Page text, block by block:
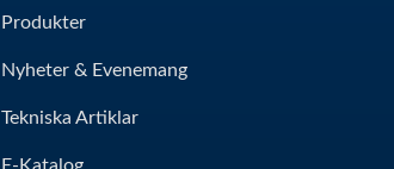
Produkter
Nyheter & Evenemang
Tekniska Artiklar